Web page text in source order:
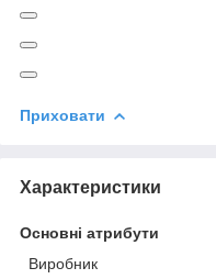
Приховати
Характеристики
Основні атрибути
Виробник